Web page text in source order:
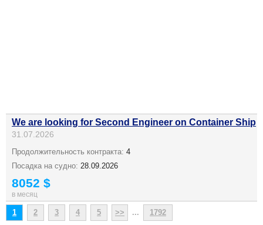
We are looking for Second Engineer on Container Ship
31.07.2026
Продолжительность контракта: 4
Посадка на судно: 28.09.2026
8052 $
в месяц
1 2 3 4 5 >> ... 1792